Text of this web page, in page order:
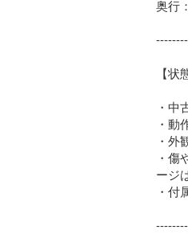
奥行
【状
・中
・動
・外
・傷
ージ
・付